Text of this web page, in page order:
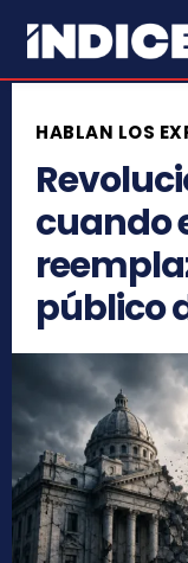
HABLAN LOS
cuando
público